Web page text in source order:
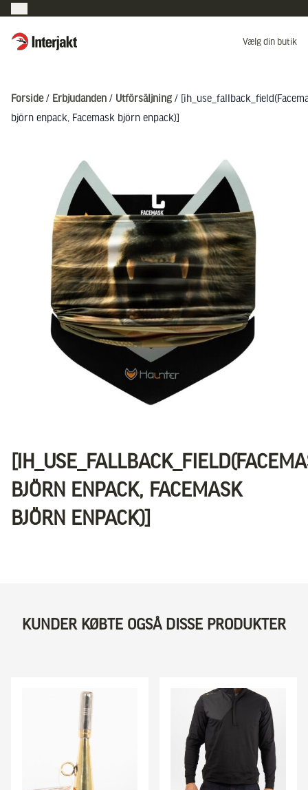
Interjakt DK Vælg din butik
Forside/ Erbjudanden / Utförsäljning /
björn enpack, Facemask björn enpack)]
BJÖRN ENPACK, FACEMASK
BJÖRN ENPACK)]
KUNDER KØBTE OGSÅ DISSE PRODUKTER